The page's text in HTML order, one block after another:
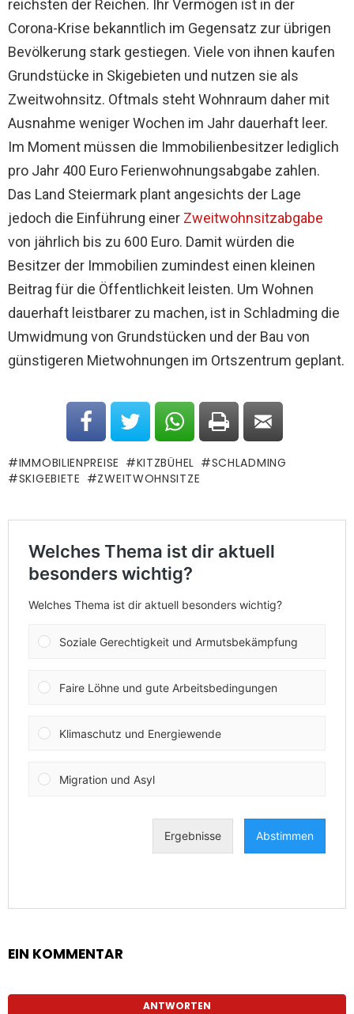
reichsten der Reichen. Ihr Vermögen ist in der
Corona-Krise bekanntlich im Gegensatz zur übrigen
Bevölkerung stark gestiegen. Viele von ihnen kaufen
Grundstücke in Skigebieten und nutzen sie als
Zweitwohnsitz. Oftmals steht Wohnraum daher mit
Ausnahme weniger Wochen im Jahr dauerhaft leer.
Im Moment müssen die Immobilienbesitzer lediglich
pro Jahr 400 Euro Ferienwohnungsabgabe zahlen.
Das Land Steiermark plant angesichts der Lage
jedoch die Einführung einer Zweitwohnsitzabgabe
von jährlich bis zu 600 Euro. Damit würden die
Besitzer der Immobilien zumindest einen kleinen
Beitrag für die Öffentlichkeit leisten. Um Wohnen
dauerhaft leistbarer zu machen, ist in Schladming die
Umwidmung von Grundstücken und der Bau von
günstigeren Mietwohnungen im Ortszentrum geplant.
IMMOBILIENPREISE KITZBÜHEL
SCHLADMING
SKIGEBIETE
ZWEITWOHNSITZE
EIN KOMMENTAR
ANTWORTEN